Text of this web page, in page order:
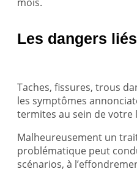
Les dangers
Taches, fissures, trous
les symptômes
termites au sein de votre
Malheureusement un
problématique peut
scénarios, à